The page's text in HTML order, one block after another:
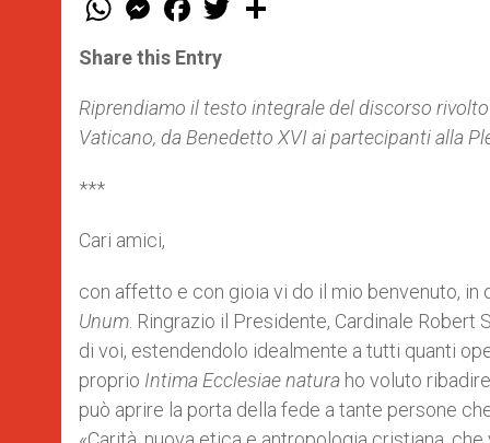
t
s
p
p
e
s
e
g
e
r
a
e
b
o
k
w
r
Share this Entry
Riprendiamo il testo integrale del discorso
Vaticano, da Benedetto XVI ai partecipanti alla
***
Cari amici,
con affetto e con gioia vi do il mio benvenuto,
Unum . Ringrazio il Presidente, Cardinale
di voi, estendendolo idealmente a tutti quanti
proprio Intima Ecclesiae natura ho voluto
può aprire la porta della fede a tante persone